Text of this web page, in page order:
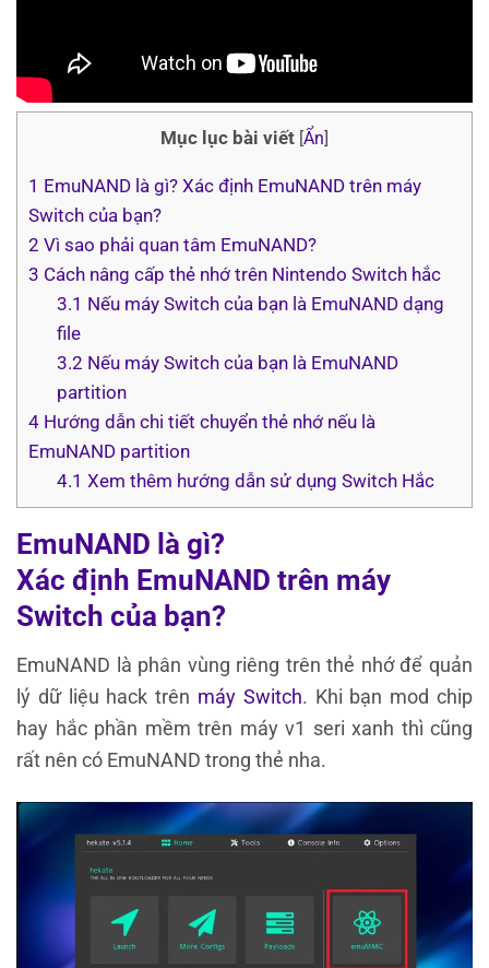
Mục lục bài viết [Ẩn]
1 EmuNAND là gì? Xác định EmuNAND trên máy
Switch của bạn?
2 Vì sao phải quan tâm EmuNAND?
3 Cách nâng cấp thẻ nhớ trên Nintendo Switch hắc
3.1 Nếu máy Switch của bạn là EmuNAND dạng
file
3.2 Nếu máy Switch của bạn là EmuNAND
partition
4 Hướng dẫn chi tiết chuyển thẻ nhớ nếu là
EmuNAND partition
4.1 Xem thêm hướng dẫn sử dụng Switch Hắc
EmuNAND là gì?
Xác định EmuNAND trên máy
Switch của bạn?
EmuNAND là phân vùng riêng trên thẻ nhớ để quản
lý dữ liệu hack trên máy Switch. Khi bạn mod chip
hay hắc phần mềm trên máy v1 seri xanh thì cũng
rất nên có EmuNAND trong thẻ nha.